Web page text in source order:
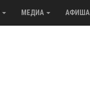
МЕДИА АФИША